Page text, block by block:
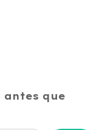
antes que